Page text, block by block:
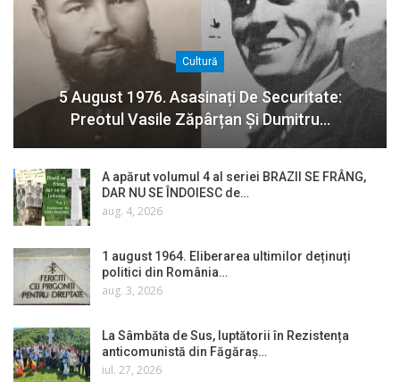
Cultură
5 August 1976. Asasinați De Securitate:
Preotul Vasile Zăpârțan Și Dumitru…
A apărut volumul 4 al seriei BRAZII SE FRÂNG,
DAR NU SE ÎNDOIESC de…
aug. 4, 2026
1 august 1964. Eliberarea ultimilor deținuți
politici din România…
aug. 3, 2026
La Sâmbăta de Sus, luptătorii în Rezistența
anticomunistă din Făgăraș…
iul. 27, 2026